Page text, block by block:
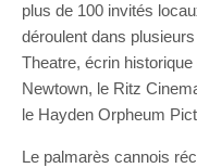
plus de 100 invités
déroulent dans
Theatre, écrin
Newtown, le Ritz
le Hayden Orpheum
Le palmarès cannois